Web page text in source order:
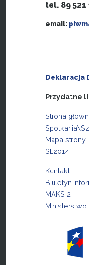
tel. 89 521
email:
Deklaracja
Przydatne
Strona
Mapa strony
SL2014
Kontakt
Biuletyn
MAKS 2
Ministerstwo